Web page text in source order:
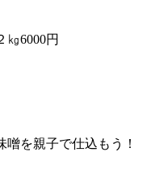
6000円
を親子で仕込もう！